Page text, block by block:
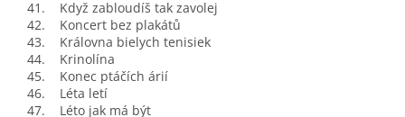
41. Když zabloudíš tak zavolej
42. Koncert bez plakátů
43. Královna bielych tenisiek
44. Krinolína
45. Konec ptáčích árií
46. Léta letí
47. Léto jak má být